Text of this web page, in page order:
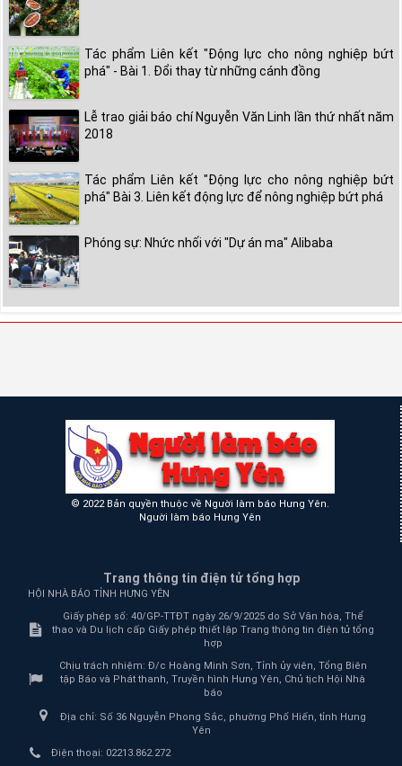
Tác phẩm Liên kết "Động lực cho nông nghiệp bứt
phá" - Bài 1. Đổi thay từ những cánh đồng
Lễ trao giải báo chí Nguyễn Văn Linh lần thứ nhất năm
2018
Tác phẩm Liên kết "Động lực cho nông nghiệp bứt
phá" Bài 3. Liên kết động lực để nông nghiệp bứt phá
Phóng sự: Nhức nhối với "Dự án ma" Alibaba
© 2022 Bản quyền thuộc về Người làm báo Hưng Yên.
Người làm báo Hưng Yên
Trang thông tin điện tử tổng hợp
HỘI NHÀ BÁO TỈNH HƯNG YÊN
Giấy phép số: 40/GP-TTĐT ngày 26/9/2025 do Sở Văn hóa, Thể
thao và Du lịch cấp Giấy phép thiết lập Trang thông tin điện tử tổng
hợp
Chịu trách nhiệm: Đ/c Hoàng Minh Sơn, Tỉnh ủy viên, Tổng Biên
tập Báo và Phát thanh, Truyền hình Hưng Yên, Chủ tịch Hội Nhà
báo
Địa chỉ: Số 36 Nguyễn Phong Sắc, phường Phố Hiến, tỉnh Hưng
Yên
Điện thoại: 02213.862.272